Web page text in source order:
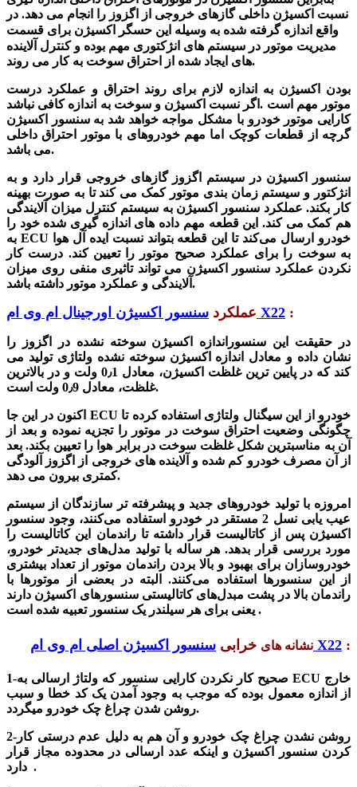
نسبت اکسیژن داخلی گازهای خروجی از اگزوز را انجام می دهد. در
واقع اندازه گرفته شده به وسیله این حسگر اکسیژن برای قسمت
مدیریت موتور در سیستم های انژکتوری مهم بوده و کنترل آلاینده
های ایجاد شده از احتراق سوخت به کار می روند.
بودن اکسیژن به اندازه لازم برای روند احتراق و عملکرد درست
موتور مهم است .اگر نسبت اکسیژن و سوخت به اندازه کافی نباشد
کارایی موتور خودرو با مشکل مواجه خواهد شد به سنسور اکسیژن
گرچه از قطعات کوچک اما مهم خودروهای با موتور احتراق داخلی
می باشد.
سنسور اکسیژن در سیستم اگزوز گازهای خروجی قرار دارد و به
انژکتور و سیستم زمان بندی موتور کمک می کند تا به صورت بهینه
کار بکند. عملکرد سنسور اکسیژن به سیستم کنترل میزان آلایندگی
هم کمک می کند. این قطعه مهم داده های اندازه گیری شده خود را
به ECU خودرو ارسال می‌کند تا این قطعه بتواند نسبت ایده آل هوا
به سوخت را برای عملکرد صحیح موتور را تعیین کند. درست کار
نکردن عملکرد سنسور اکسیژن می تواند تاثیری منفی روی میزان
آلایندگی و عملکرد موتور داشته باشد.
عملکرد سنسور اکسیژن اورجینال ام وی ام X22 :
در حقیقت این سنسوراندازه اکسیژن سوخته نشده در اگزوز را
نشان داده و معادل اندازه اکسیژن سوخته نشده ولتاژی تولید می
کند که در پایین ترین غلظت اکسیژن، معادل 0٫1 ولت و در بالاترین
غلظت، معادل 0٫9 ولت است.
اکنون در این جا ECU خودرو از این سیگنال ولتاژی استفاده کرده تا
چگونگی وضعیت احتراق سوخت در موتور را تجزیه نموده و بعد از
آن به مناسبترین شکل غلظت سوخت در برابر هوا را تعیین بکند. بعد
از آن مصرف خودرو کم شده و آلاینده های خروجی از اگزوز آلودگی
کمتری بیرون می دهد.
امروزه با تولید خودروهای جدید و پیشرفته تر سازندگان از سیستم
عیب یابی نسل 2 مستقر در خودرو استفاده می‌کنند، وجود سنسور
اکسیژن پس از کاتالیست قرار داشته تا راندمان این کاتالیست را
مورد بررسی قرار بدهد. هر ساله با تولید مدل‌های جدیدتر خودرو،
خودروسازان برای بهبود و بالا بردن راندمان موتور از تعداد بیشتری
از این سنسورها استفاده می‌کنند. البته در بعضی از موتورها با
راندمان بالا در پشت مبدل‌های کاتالیستی سنسورهای اکسیژن دارند
یعنی برای هر سیلندر یک سنسور تعبیه شده است .
نشانه های خرابی سنسور اکسیژن اصلی ام وی ام X22 :
1-صحیح کار نکردن کارایی سنسور که ولتاژ ارسالی به ECU خارج
از اندازه معمول بوده که موجب به وجود آمدن یک کد خطا و سبب
روشن شدن چراغ چک خودرو میگردد.
2-روشن نشدنچراغ چک خودرو و آن هم به دلیل عدم درستی کار
کردن سنسور اکسیژن و اینکه عدد ارسالی در محدوده مجاز قرار
دارد .